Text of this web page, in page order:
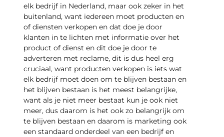
elk bedrijf in Nederland, maar ook zeker in het
buitenland, want iedereen moet producten en
of diensten verkopen en dat doe je door
klanten in te lichten met informatie over het
product of dienst en dit doe je door te
adverteren met reclame, dit is dus heel erg
cruciaal, want producten verkopen is iets wat
elk bedrijf moet doen om te blijven bestaan en
het blijven bestaan is het meest belangrijke,
want als je niet meer bestaat kun je ook niet
meer, dus daarom is het ook zo belangrijk om
te blijven bestaan en daarom is marketing ook
een standaard onderdeel van een bedrijf en